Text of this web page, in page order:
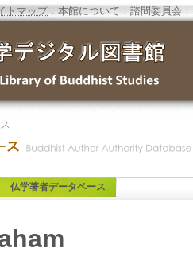
トマップ．本館について ．諮問委員会 ．
仏学著者データベース